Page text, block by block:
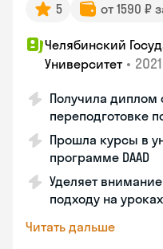
5 от 1590 ₽
Челябинский
Университет •
Получила диплом
переподготовке
Прошла курсы в
программе DAAD
Уделяет
подходу на уроках
Читать дальше